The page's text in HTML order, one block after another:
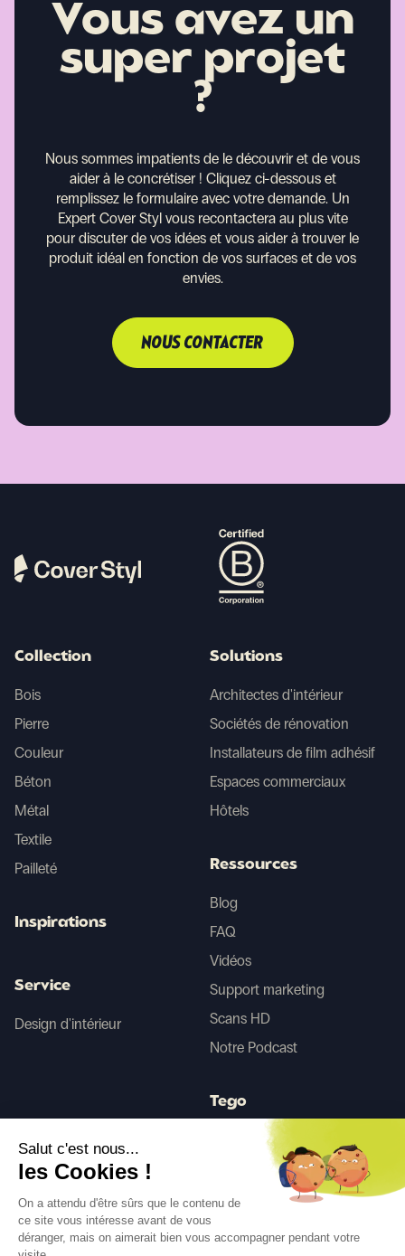
Vous avez un
super projet
?
Nous sommes impatients de le découvrir et de vous
aider à le concrétiser ! Cliquez ci-dessous et
remplissez le formulaire avec votre demande. Un
Expert Cover Styl vous recontactera au plus vite
pour discuter de vos idées et vous aider à trouver le
produit idéal en fonction de vos surfaces et de vos
envies.
NOUS CONTACTER
Suivez-nous
Collection
Bois
Pierre
Couleur
Béton
Métal
Textile
Pailleté
Inspirations
Service
Design d'intérieur
Solutions
Architectes d'intérieur
Sociétés de rénovation
Installateurs de film adhésif
Espaces commerciaux
Hôtels
Ressources
Blog
FAQ
Vidéos
Support marketing
Scans HD
Notre Podcast
Tego
Avant/Après IA
Salut c'est nous...
les Cookies !
On a attendu d'être sûrs que le contenu de
ce site vous intéresse avant de vous
déranger, mais on aimerait bien vous accompagner pendant votre